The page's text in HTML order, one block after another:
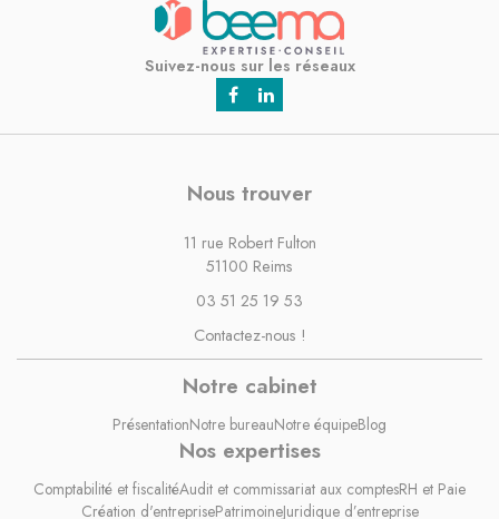
Nous trouver
11 rue Robert Fulton
51100 Reims
03 51 25 19 53
Contactez-nous !
Notre cabinet
PrésentationNotre bureauNotre équipeBlog
Nos expertises
Comptabilité et fiscalitéAudit et commissariat aux comptesRH et Paie
Création d'entreprisePatrimoineJuridique d’entreprise